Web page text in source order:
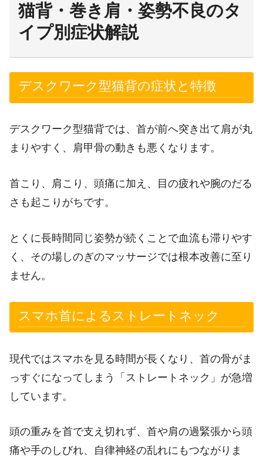
猫背・巻き肩・姿勢不良のタ
イプ別症状解説
デスクワーク型猫背の症状と特徴
デスクワーク型猫背では、首が前へ突き出て肩が丸
まりやすく、肩甲骨の動きも悪くなります。
首こり、肩こり、頭痛に加え、目の疲れや腕のだる
さも起こりがちです。
とくに長時間同じ姿勢が続くことで血流も滞りやす
く、その場しのぎのマッサージでは根本改善に至り
ません。
スマホ首によるストレートネック
現代ではスマホを見る時間が長くなり、首の骨がま
っすぐになってしまう「ストレートネック」が急増
しています。
頭の重みを首で支え切れず、首や肩の過緊張から頭
痛や手のしびれ、自律神経の乱れにもつながりま